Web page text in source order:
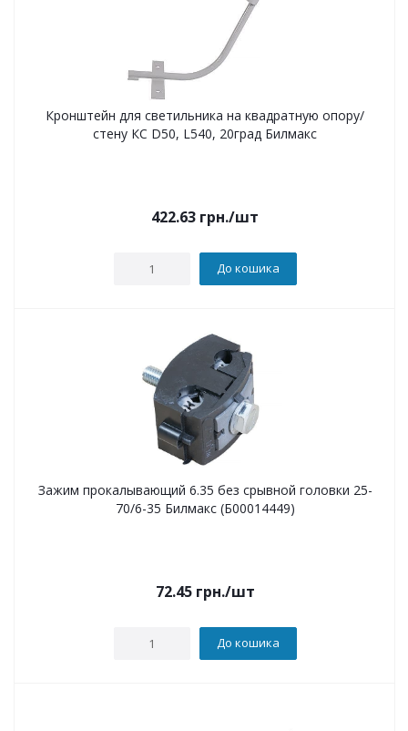
Кронштейн для светильника на квадратную опору/
стену КС D50, L540, 20град Билмакс
422.63 грн./шт
До кошика
Зажим прокалывающий 6.35 без срывной головки 25-
70/6-35 Билмакс (Б00014449)
72.45грн./шт
До кошика